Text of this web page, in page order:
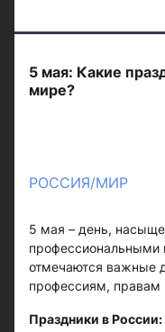
5 мая: Какие
мире?
РОССИЯ/МИР
5 мая – день,
профессиональными
отмечаются важные
профессиям, правам
Праздники в России: